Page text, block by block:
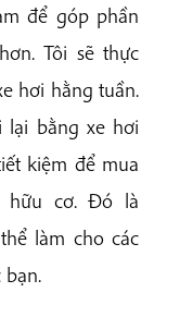
để góp phần
Tôi sẽ thực
hơi hằng tuần.
lại bằng xe hơi
kiệm để mua
hữu cơ. Đó là
làm cho các
bạn.